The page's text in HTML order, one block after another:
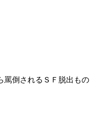
罵倒されるＳＦ脱出もの